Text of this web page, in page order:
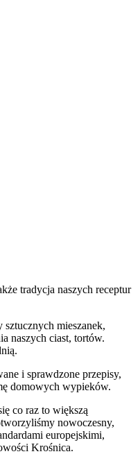
tradycja naszych receptur
mieszanek,
naszych ciast, tortów.
i sprawdzone przepisy,
domowych wypieków.
co raz to większą
nowoczesny,
europejskimi,
Krośnica.